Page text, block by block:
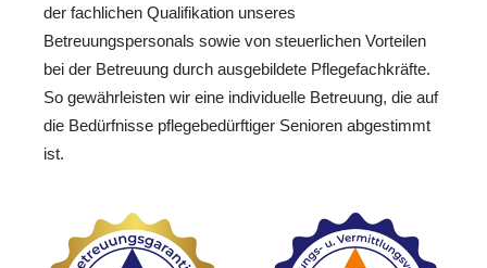
der fachlichen Qualifikation unseres
Betreuungspersonals sowie von steuerlichen Vorteilen
bei der Betreuung durch ausgebildete Pflegefachkräfte.
So gewährleisten wir eine individuelle Betreuung, die auf
die Bedürfnisse pflegebedürftiger Senioren abgestimmt
ist.